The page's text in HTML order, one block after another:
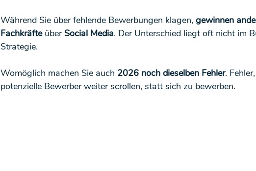
Während Sie über fehlende Bewerbungen klagen, gewinnen
Fachkräfte über Social Media. Der Unterschied liegt oft nicht im
Strategie.
Womöglich machen Sie auch 2026 noch dieselben Fehler.
potenzielle Bewerber weiter scrollen, statt sich zu bewerben.